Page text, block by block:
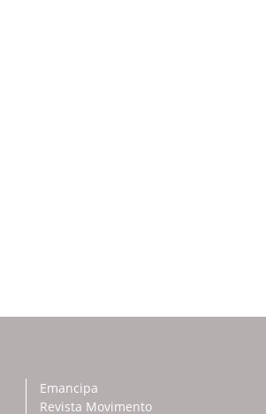
Emancipa
Revista Movimento